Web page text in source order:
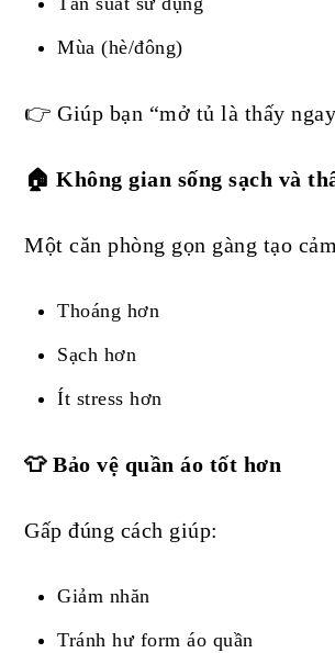
Mùa (hè/đông)
👉 Giúp bạn “mở tủ là thấy
🏠 Không gian sống sạch và
Một căn phòng gọn gàng tạo
Thoáng hơn
Sạch hơn
Ít stress hơn
👕 Bảo vệ quần áo tốt hơn
Gấp đúng cách giúp:
Giảm nhăn
Tránh hư form áo quần